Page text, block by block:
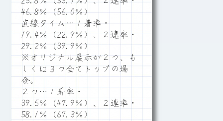
46.8％（56.0％）
直線タイム…１着率・
19.4％（22.9％）、２連率・
29.2％（39.9％）
※オリジナル展示が２つ、も
しくは３つ全てトップの場
合。
２つ…１着率・
39.5％（47.9％）、２連率・
58.1％（67.3％）